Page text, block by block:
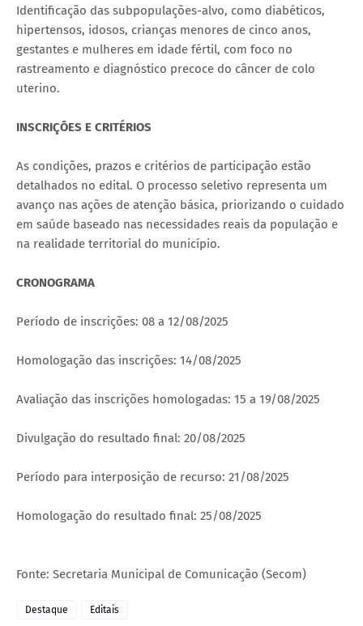
Identificação das subpopulações-alvo, como diabéticos,
hipertensos, idosos, crianças menores de cinco anos,
gestantes e mulheres em idade fértil, com foco no
rastreamento e diagnóstico precoce do câncer de colo
uterino.
INSCRIÇÕES E CRITÉRIOS
As condições, prazos e critérios de participação estão
detalhados no edital. O processo seletivo representa um
avanço nas ações de atenção básica, priorizando o cuidado
em saúde baseado nas necessidades reais da população e
na realidade territorial do município.
CRONOGRAMA
Período de inscrições: 08 a 12/08/2025
Homologação das inscrições: 14/08/2025
Avaliação das inscrições homologadas: 15 a 19/08/2025
Divulgação do resultado final: 20/08/2025
Período para interposição de recurso: 21/08/2025
Homologação do resultado final: 25/08/2025
Fonte: Secretaria Municipal de Comunicação (Secom)
Destaque Editais